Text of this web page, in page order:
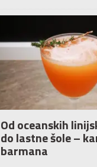
Od oceanskih
do lastne šole –
barmana